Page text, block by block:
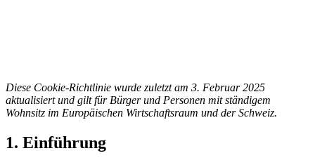
Diese Cookie-Richtlinie wurde zuletzt am 3. Februar 2025
aktualisiert und gilt für Bürger und Personen mit ständigem
Wohnsitz im Europäischen Wirtschaftsraum und der Schweiz.
1. Einführung